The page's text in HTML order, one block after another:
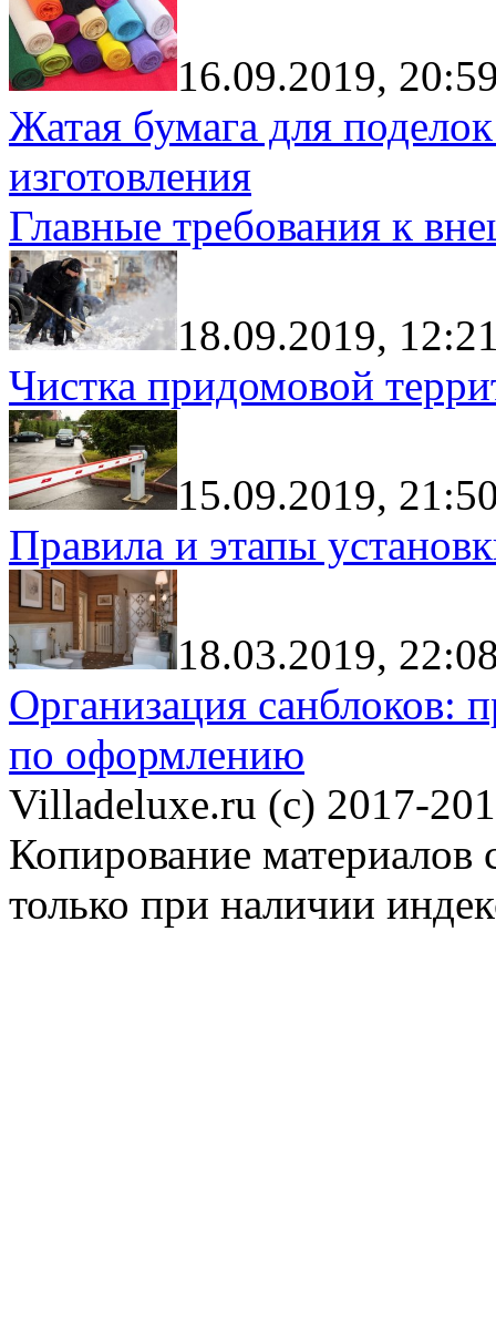
16.09.2019,
Жатая бумага для
изготовления
Главные требования к
18.09.2019,
Чистка придомовой
15.09.2019,
Правила и этапы
18.03.2019,
Организация санблоков:
по оформлению
Villadeluxe.ru (c) 2017-
Копирование материалов
только при наличии